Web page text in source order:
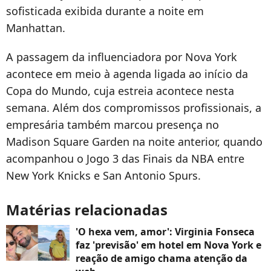
sofisticada exibida durante a noite em
Manhattan.
A passagem da influenciadora por Nova York
acontece em meio à agenda ligada ao início da
Copa do Mundo, cuja estreia acontece nesta
semana. Além dos compromissos profissionais, a
empresária também marcou presença no
Madison Square Garden na noite anterior, quando
acompanhou o Jogo 3 das Finais da NBA entre
New York Knicks e San Antonio Spurs.
Matérias relacionadas
'O hexa vem, amor': Virginia Fonseca
faz 'previsão' em hotel em Nova York e
reação de amigo chama atenção da